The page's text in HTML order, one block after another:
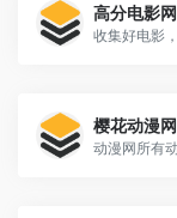
高分电影网
收集好电影
樱花动漫网
动漫网所有